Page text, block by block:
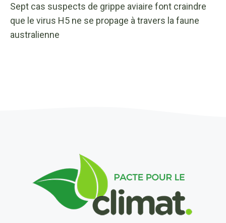
Sept cas suspects de grippe aviaire font craindre
que le virus H5 ne se propage à travers la faune
australienne